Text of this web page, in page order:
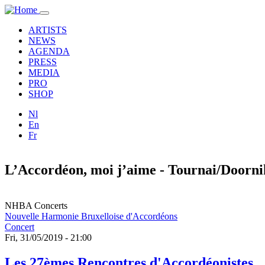
Skip to main content
Toggle
navigation
ARTISTS
NEWS
AGENDA
PRESS
MEDIA
PRO
SHOP
Nl
En
Fr
L’Accordéon, moi j’aime - Tournai/
NHBA Concerts
Nouvelle Harmonie Bruxelloise d'Accordéons
Concert
Fri, 31/05/2019 - 21:00